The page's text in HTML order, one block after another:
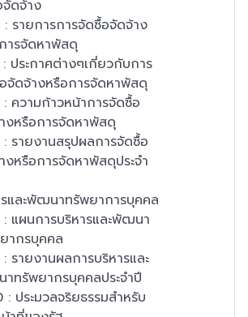
ดจ้าง
: รายการการจัดซื้อจัดจ้าง
ารจัดหาพัสดุ
: ประกาศต่างๆเกี่ยวกับการ
จัดจ้างหรือการจัดหาพัสดุ
: ความก้าวหน้าการจัดซื้อ
งหรือการจัดหาพัสดุ
: รายงานสรุปผลการจัดซื้อ
งหรือการจัดหาพัสดุประจำ
และพัฒนาทรัพยาการบุคคล
: แผนการบริหารและพัฒนา
ากรบุคคล
: รายงานผลการบริหารและ
ทรัพยากรบุคคลประจำปี
: ประมวลจริยธรรมสำหรับ